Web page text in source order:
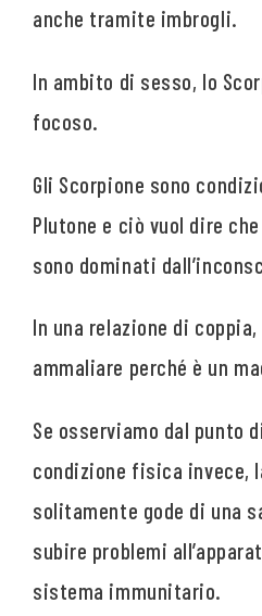
anche tramite imbrogli.
In ambito di sesso, lo
focoso.
Gli Scorpione sono
Plutone e ciò vuol dire
sono dominati
In una relazione di
ammaliare perché è un
Se osserviamo dal punto
condizione fisica invece,
solitamente gode di una
subire problemi
sistema immunitario.